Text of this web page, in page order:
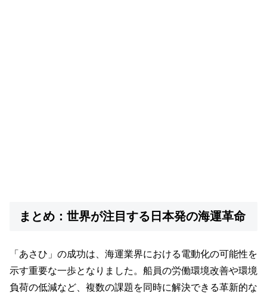
まとめ：世界が注目する日本発の海運革命
「あさひ」の成功は、海運業界における電動化の可能性を
示す重要な一歩となりました。船員の労働環境改善や環境
負荷の低減など、複数の課題を同時に解決できる革新的な